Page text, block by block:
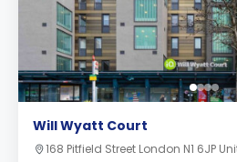
Will Wyatt Court
168 Pitfield Street London N1 6JP